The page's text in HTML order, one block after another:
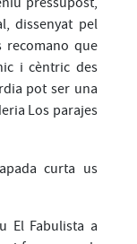
dissenyat pel
recomano que
i cèntric des
pot ser una
Los parajes
curta us
El Fabulista a